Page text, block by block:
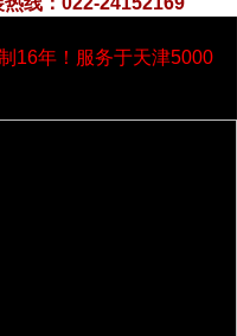
16年！服务于天津5000